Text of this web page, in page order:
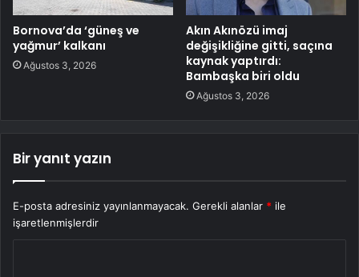
Bornova’da ‘güneş ve
yağmur’ kalkanı
Ağustos 3, 2026
Akın Akınözü imaj
değişikliğine gitti, saçına
kaynak yaptırdı:
Bambaşka biri oldu
Ağustos 3, 2026
Bir yanıt yazın
E-posta adresiniz yayınlanmayacak. Gerekli alanlar * ile
işaretlenmişlerdir